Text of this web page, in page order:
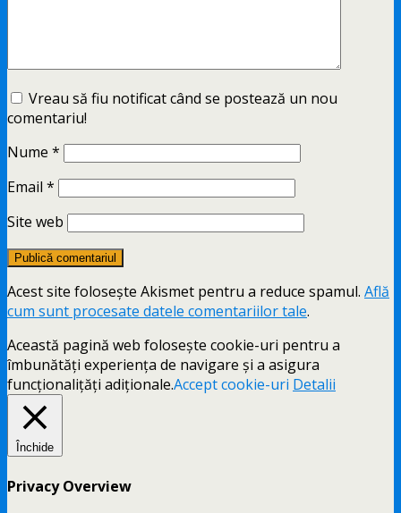
Vreau să fiu notificat când se postează un nou
comentariu!
Nume *
Email *
Site web
Acest site folosește Akismet pentru a reduce spamul. Află
cum sunt procesate datele comentariilor tale.
Această pagină web folosește cookie-uri pentru a
îmbunătăți experiența de navigare și a asigura
funcționalițăți adiționale.Accept cookie-uri Detalii
Închide
Privacy Overview